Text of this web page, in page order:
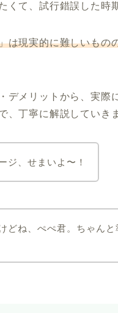
くて、試行錯誤した時
は現実的に難しいもの
デメリットから、実際
、丁寧に解説していき
ジ、せまいよ〜！
どね、ぺぺ君。ちゃんと